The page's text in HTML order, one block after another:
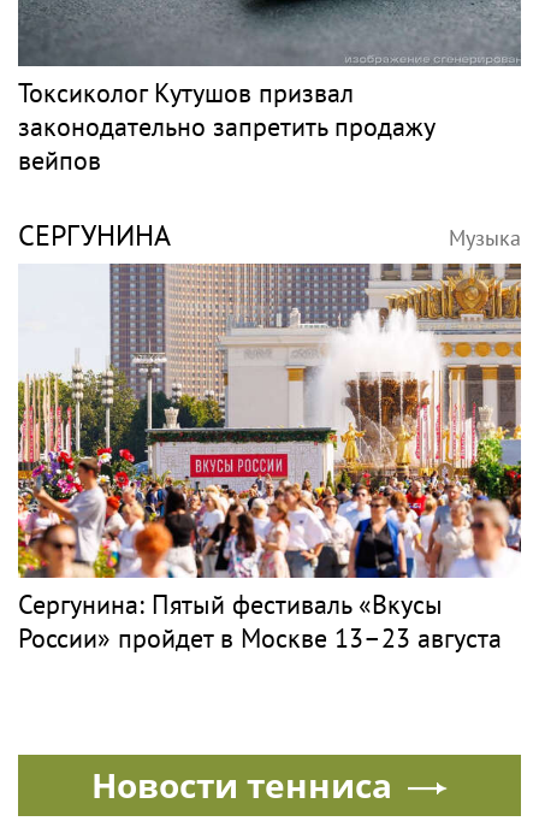
Токсиколог Кутушов призвал
законодательно запретить продажу
вейпов
СЕРГУНИНА Музыка
Сергунина: Пятый фестиваль «Вкусы
России» пройдет в Москве 13–23 августа
Новости тенниса